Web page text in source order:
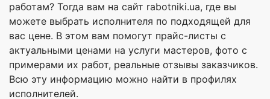
работам? Тогда вам на сайт rabotniki.ua, где вы
можете выбрать исполнителя по подходящей для
вас цене. В этом вам помогут прайс-листы с
актуальными ценами на услуги мастеров, фото с
примерами их работ, реальные отзывы заказчиков.
Всю эту информацию можно найти в профилях
исполнителей.